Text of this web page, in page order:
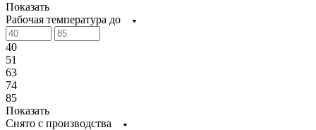
Показать
Рабочая температура до
40
51
63
74
85
Показать
Снято с производства